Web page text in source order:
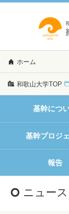
ホーム
和歌山大学TOP
基幹につ
基幹プロジ
報告
ニュー